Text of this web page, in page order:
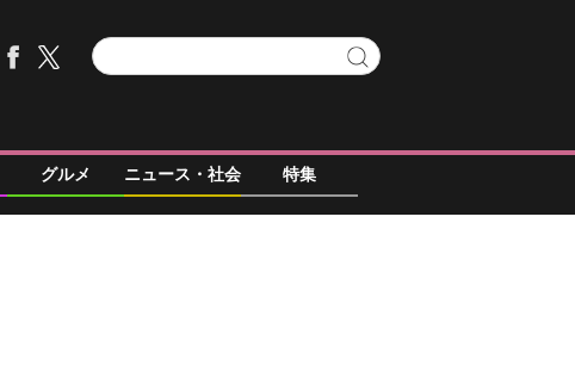
グルメ ニュース・社会 特集